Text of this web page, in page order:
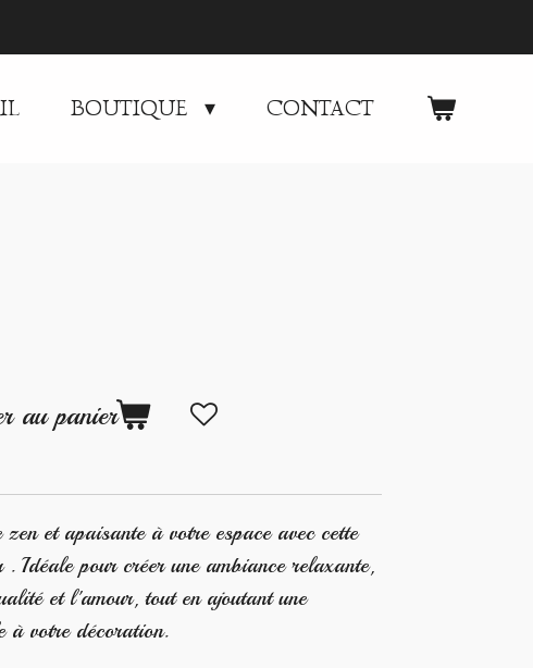
BOUTIQUE CONTACT
au panier
et apaisante à votre espace avec cette
. Idéale pour créer une ambiance relaxante,
et l'amour, tout en ajoutant une
à votre décoration.